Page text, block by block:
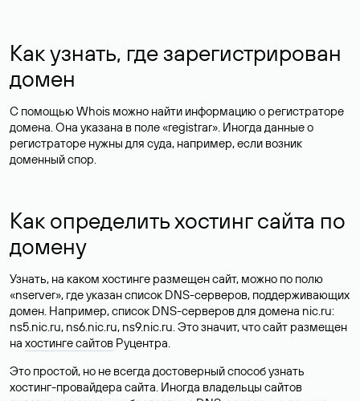
Как узнать, где зарегистрирован
домен
С помощью Whois можно найти информацию о регистраторе
домена. Она указана в поле «registrar». Иногда данные о
регистраторе нужны для суда, например, если возник
доменный спор.
Как определить хостинг сайта по
домену
Узнать, на каком хостинге размещен сайт, можно по полю
«nserver», где указан список DNS-серверов, поддерживающих
домен. Например, список DNS-серверов для домена nic.ru:
ns5.nic.ru, ns6.nic.ru, ns9.nic.ru. Это значит, что сайт размещен
на хостинге сайтов Руцентра.
Это простой, но не всегда достоверный способ узнать
хостинг-провайдера сайта. Иногда владельцы сайтов